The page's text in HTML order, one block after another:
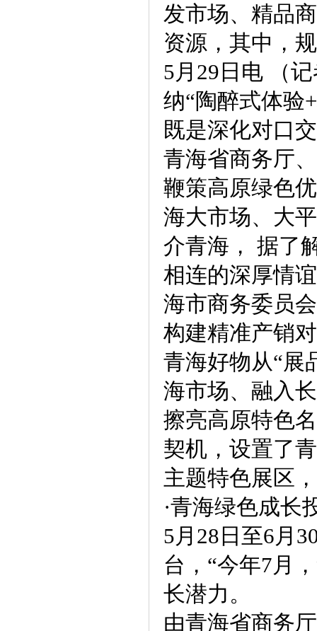
发市场、精品
资源，其中，
5月29日电 （
纳“陶醉式体验
既是深化对口
青海省商务厅
鞭策高原绿色
海大市场、大
介青海， 据了
相连的深厚情
海市商务委员
构建精准产销
青海好物从“展
海市场、融入
擦亮高原特色
契机，设置了
主题特色展区
·青海绿色成长
5月28日至6月
台，“今年7月
长潜力。
由青海省商务